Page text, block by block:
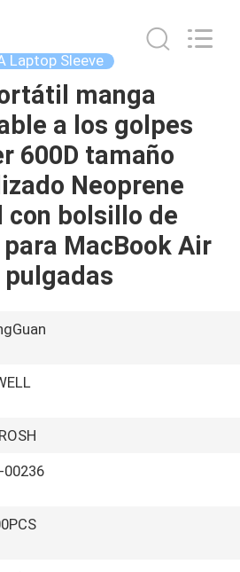
Laptop Sleeve
manga
a los golpes
600D tamaño
Neoprene
con bolsillo de
MacBook Air
pulgadas
00236